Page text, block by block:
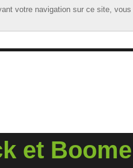
votre navigation sur ce site,
votre navigation sur ce site,
et